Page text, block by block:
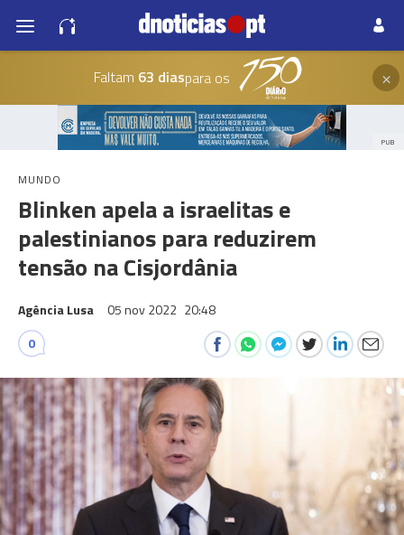
Faltam 63 diaspara os ×
PUB
MUNDO
Blinken apela a israelitas e
palestinianos para reduzirem
tensão na Cisjordânia
Agência Lusa 05 nov 2022 20:48
0